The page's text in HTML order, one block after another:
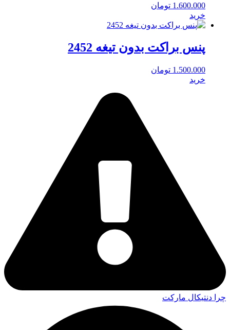
1.600.000 تومان
خرید
پنس براکت بدون تیغه 2452
1.500.000 تومان
خرید
چرا دنتیکال مارکت